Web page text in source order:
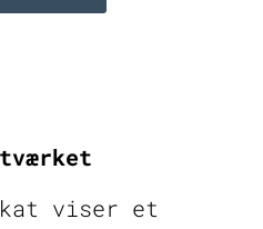
viser et